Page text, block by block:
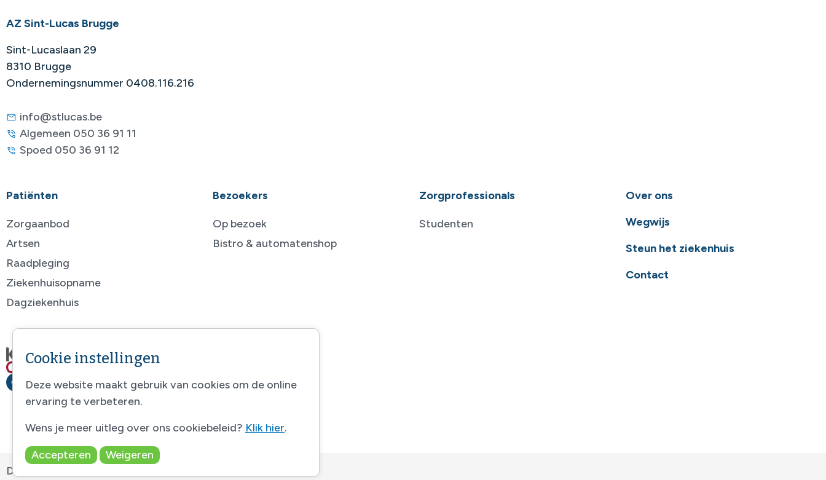
AZ Sint-Lucas Brugge
Sint-Lucaslaan 29
8310 Brugge
Ondernemingsnummer 0408.116.216
info@stlucas.be
Algemeen 050 36 91 11
Spoed 050 36 91 12
Patiënten
Zorgaanbod
Artsen
Raadpleging
Ziekenhuisopname
Dagziekenhuis
Bezoekers
Op bezoek
Bistro & automatenshop
Zorgprofessionals
Studenten
Over ons
Wegwijs
Steun het ziekenhuis
Contact
Disclaimer
Cookie instellingen
Deze website maakt gebruik van cookies om de online
ervaring te verbeteren.
Wens je meer uitleg over ons cookiebeleid? Klik hier.
Accepteren
Weigeren